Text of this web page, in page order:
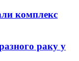
комплекс
раку у